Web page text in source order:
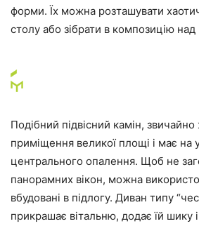
форми. Їх можна розташувати
столу або зібрати в композицію
Подібний підвісний камін, звичайно
приміщення великої площі і має на
центрального опалення. Щоб не
панорамних вікон, можна
вбудовані в підлогу. Диван типу
прикрашає вітальню, додає їй шику